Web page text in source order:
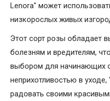
Lenora" может
низкорослых живых
Этот сорт розы обладает
болезням и вредителям,
выбором для начинающих
неприхотливостью в
радовать своими